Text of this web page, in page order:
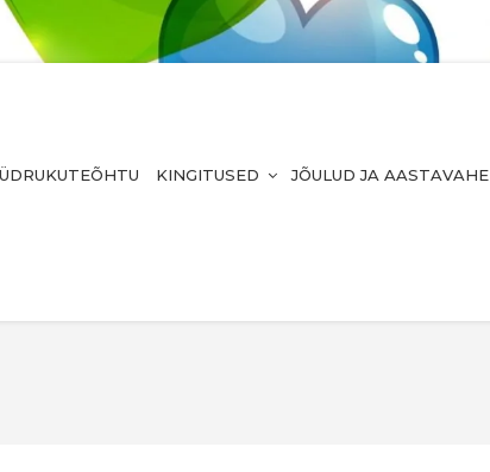
KINGITUSED JÕULUD JA